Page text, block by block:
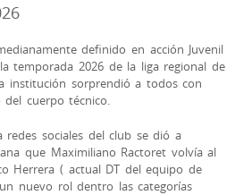
definido en acción Juvenil
temporada 2026 de la liga regional de
institución sorprendió a todos con
cuerpo técnico.
redes sociales del club se dió a
que Maximiliano Ractoret volvía al
Herrera ( actual DT del equipo de
nuevo rol dentro las categorías